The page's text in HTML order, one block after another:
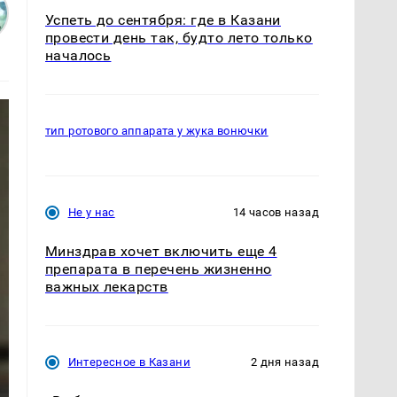
Успеть до сентября: где в Казани
провести день так, будто лето только
началось
тип ротового аппарата у жука вонючки
Не у нас 14 часов назад
Минздрав хочет включить еще 4
препарата в перечень жизненно
важных лекарств
Интересное в Казани 2 дня назад